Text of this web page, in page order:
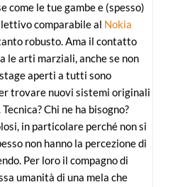
come le tue gambe e (spesso)
comparabile al Nokia
robusto. Ama il contatto
le arti marziali, anche se non
aperti a tutti sono
trovare nuovi sistemi originali
Chi ne ha bisogno?
in particolare perché non si
non hanno la percezione di
Per loro il compagno di
umanità di una mela che